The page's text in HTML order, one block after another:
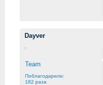
Dayver
Team
Поблагодарили:
182 раза